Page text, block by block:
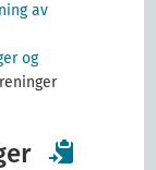
av
og